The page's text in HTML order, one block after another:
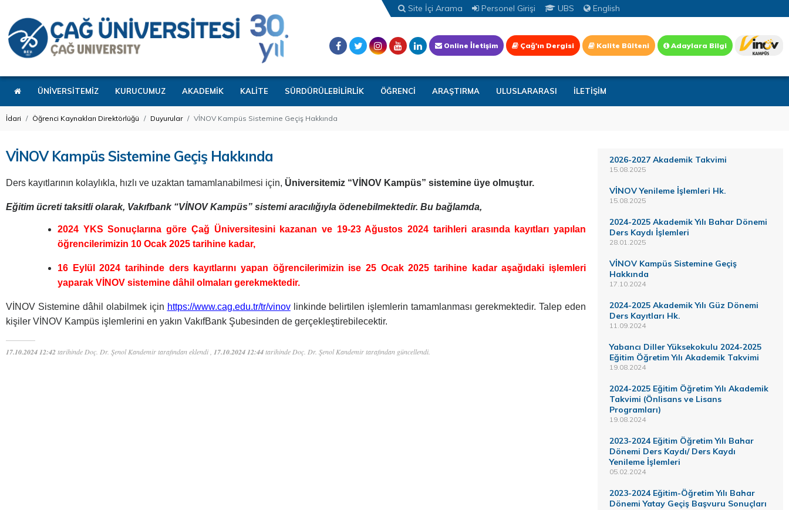
Site İçi Arama Personel Girişi UBS English
Online İletişim Çağ'ın Dergisi Kalite Bülteni Adaylara Bilgi
ÜNİVERSİTEMİZ KURUCUMUZ AKADEMİK KALİTE SÜRDÜRÜLEBİLİRLİK ÖĞRENCİ ARAŞTIRMA ULUSLARARASI İLETİŞİM
İdari Öğrenci Kaynakları Direktörlüğü Duyurular VİNOV Kampüs Sistemine Geçiş Hakkında
VİNOV Kampüs Sistemine Geçiş Hakkında
Ders kayıtlarının kolaylıkla, hızlı ve uzaktan tamamlanabilmesi için, Üniversitemiz “VİNOV Kampüs” sistemine üye olmuştur.
Eğitim ücreti taksitli olarak, Vakıfbank “VİNOV Kampüs” sistemi aracılığıyla ödenebilmektedir. Bu bağlamda,
2024 YKS Sonuçlarına göre Çağ Üniversitesini kazanan ve 19-23 Ağustos 2024 tarihleri arasında kayıtları yapılan
öğrencilerimizin 10 Ocak 2025 tarihine kadar,
16 Eylül 2024 tarihinde ders kayıtlarını yapan öğrencilerimizin ise 25 Ocak 2025 tarihine kadar aşağıdaki işlemleri
yaparak VİNOV sistemine dâhil olmaları gerekmektedir.
VİNOV Sistemine dâhil olabilmek için https://www.cag.edu.tr/tr/vinovlinkinde belirtilen işlemlerin tamamlanması gerekmektedir. Talep eden
kişiler VİNOV Kampüs işlemlerini en yakın VakıfBank Şubesinden de gerçekleştirebilecektir.
17.10.2024 12:42tarihinde Doç. Dr. Şenol Kandemir tarafından eklendi , 17.10.2024 12:44tarihinde Doç. Dr. Şenol Kandemir tarafından güncellendi.
2026-2027 Akademik Takvimi
15.08.2025
VİNOV Yenileme İşlemleri Hk.
15.08.2025
2024-2025 Akademik Yılı Bahar Dönemi
Ders Kaydı İşlemleri
28.01.2025
VİNOV Kampüs Sistemine Geçiş
Hakkında
17.10.2024
2024-2025 Akademik Yılı Güz Dönemi
Ders Kayıtları Hk.
11.09.2024
Yabancı Diller Yüksekokulu 2024-2025
Eğitim Öğretim Yılı Akademik Takvimi
19.08.2024
2024-2025 Eğitim Öğretim Yılı Akademik
Takvimi (Önlisans ve Lisans
Programları)
19.08.2024
2023-2024 Eğitim Öğretim Yılı Bahar
Dönemi Ders Kaydı/ Ders Kaydı
Yenileme İşlemleri
05.02.2024
2023-2024 Eğitim-Öğretim Yılı Bahar
Dönemi Yatay Geçiş Başvuru Sonuçları